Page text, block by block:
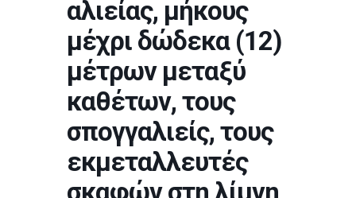
αλιείας, μήκους
μέχρι δώδεκα (12)
μέτρων μεταξύ
καθέτων, τους
σπογγαλιείς, τους
εκμεταλλευτές